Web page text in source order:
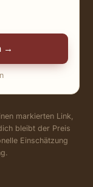
→
markierten Link,
bleibt der Preis
Einschätzung